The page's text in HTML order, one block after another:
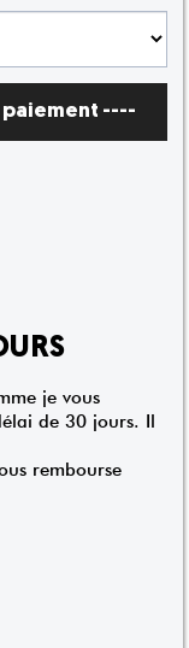
paiement ----
je vous
de 30 jours. Il
rembourse